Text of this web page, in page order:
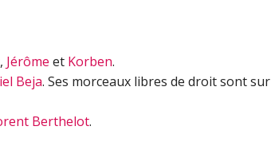
, Jérôme et Korben.
Beja. Ses morceaux libres de droit sont sur
Berthelot.